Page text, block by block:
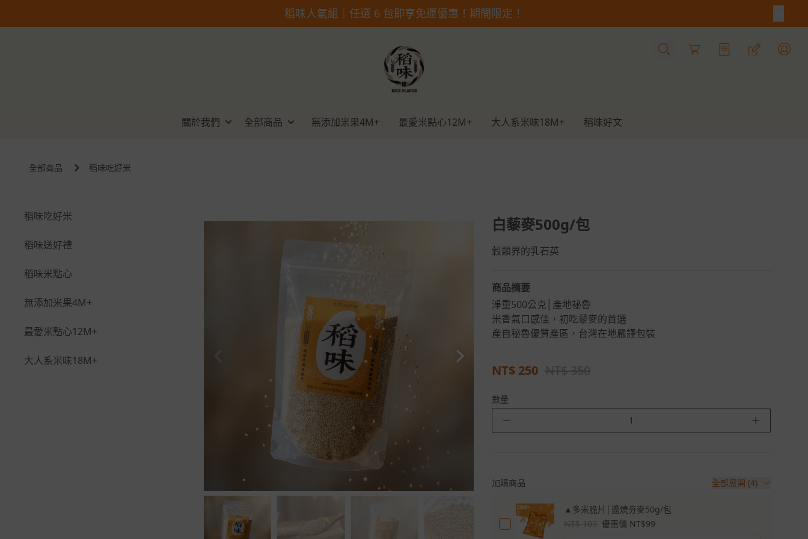
稻味人氣組｜任選 6 包即享免運優惠！期間限定！
Cart
關於我們 全部商品 無添加米果4M+ 最愛米點心12M+ 大人系米味18M+ 稻味好文
全部商品 稻味吃好米
稻味吃好米
稻味送好禮
稻味米點心
無添加米果4M+
最愛米點心12M+
大人系米味18M+
白藜麥500g/包
穀類界的乳石英
商品摘要
淨重500公克│產地祕魯
米香氣口感佳，初吃藜麥的首選
產自秘魯優質產區，台灣在地嚴謹包裝
NT$250 NT$ 350
數量
－ ＋
加購商品 全部展開 (4)
▲多米脆片│醬燒夯麥50g/包
NT$ 109 優惠價 NT$99